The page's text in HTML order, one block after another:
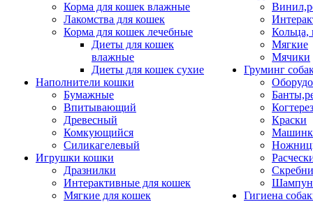
Корма для кошек влажные
Лакомства для кошек
Корма для кошек лечебные
Диеты для кошек
влажные
Диеты для кошек сухие
Наполнители кошки
Бумажные
Впитывающий
Древесный
Комкующийся
Силикагелевый
Игрушки кошки
Дразнилки
Интерактивные для кошек
Мягкие для кошек
Кольца,
Мягкие
Мячики
Груминг
Краски
Гигиена